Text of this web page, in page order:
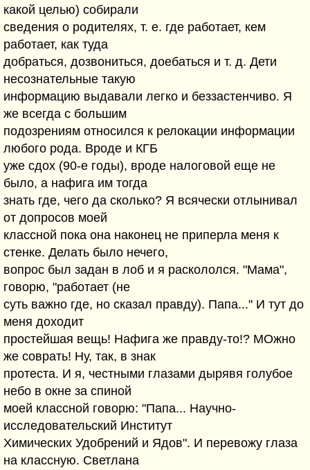
какой целью) собирали
сведения о родителях, т. е. где работает, кем
работает, как туда
добраться, дозвониться, доебаться и т. д. Дети
несознательные такую
информацию выдавали легко и беззастенчиво. Я
же всегда с большим
подозрениям относился к релокации информации
любого рода. Вроде и КГБ
уже сдох (90-е годы), вроде налоговой еще не
было, а нафига им тогда
знать где, чего да сколько? Я всячески отлынивал
от допросов моей
классной пока она наконец не приперла меня к
стенке. Делать было нечего,
вопрос был задан в лоб и я раскололся. "Мама",
говорю, "работает (не
суть важно где, но сказал правду). Папа..." И тут до
меня доходит
простейшая вещь! Нафига же правду-то!? МОжно
же соврать! Ну, так, в знак
протеста. И я, честными глазами дырявя голубое
небо в окне за спиной
моей классной говорю: "Папа... Научно-
исследовательский Институт
Химических Удобрений и Ядов". И перевожу глаза
на классную. Светлана